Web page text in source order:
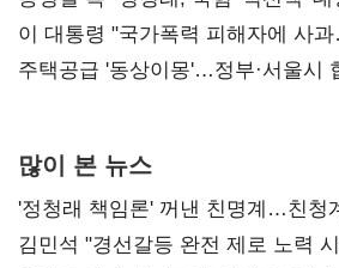
총선 지휘 못해"
이 대통령 "국가폭력 피해자에 사
진실 밝혀야"
주택공급 '동상이몽'…정부·서울시
많이 본 뉴스
'정청래 책임론' 꺼낸 친명계…친청
때리기
김민석 "경선갈등 완전 제로 노력